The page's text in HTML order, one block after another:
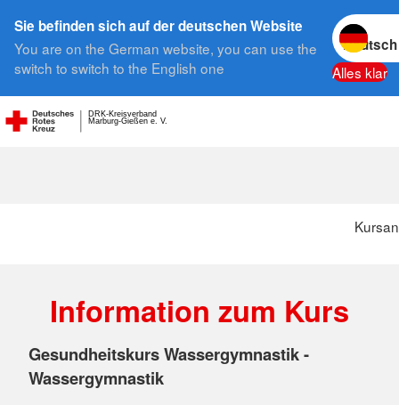
Sie befinden sich auf der deutschen Website
You are on the German website, you can use the
switch to switch to the English one
Sprache
Alles klar
Marburg-Gießen e. V.
DRK-Kreisverband
Suche
Information zum Kurs
Gesundheitskurs Wassergymnastik -
Wassergymnastik